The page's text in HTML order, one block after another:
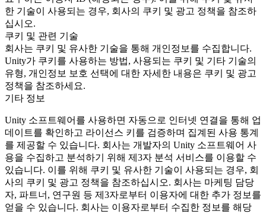
한 기술이 사용되는 경우, 회사의 쿠키 및 광고 정책을 참조하
십시오.
쿠키 및 관련 기술
회사는 쿠키 및 유사한 기술을 통해 개인정보를 수집합니다.
Unity가 쿠키를 사용하는 방법, 사용되는 쿠키 및 기타 기술의
유형, 개인정보 보호 선택에 대한 자세한 내용은 쿠키 및 광고
정책을 참조하세요.
기타 정보
Unity 소프트웨어를 사용하면 자동으로 인터넷 연결을 통해 업
데이트를 확인하고 라이선스 키를 검증하며 집계된 사용 통계
를 제공할 수 있습니다. 회사는 개발자의 Unity 소프트웨어 사
용을 수집하고 분석하기 위해 제3자 분석 서비스를 이용할 수
있습니다. 이를 위해 쿠키 및 유사한 기술이 사용되는 경우, 회
사의 쿠키 및 광고 정책을 참조하십시오. 회사는 마케팅 담당
자, 파트너, 연구원 등 제3자로부터 이용자에 대한 추가 정보를
얻을 수 있습니다. 회사는 이용자로부터 수집한 정보를 해당